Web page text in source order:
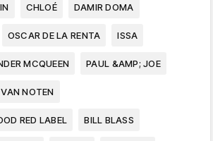
CHLOÉ DAMIR DOMA
OSCAR DE LA RENTA ISSA
MCQUEEN PAUL &AMP; JOE
NOTEN
RED LABEL BILL BLASS